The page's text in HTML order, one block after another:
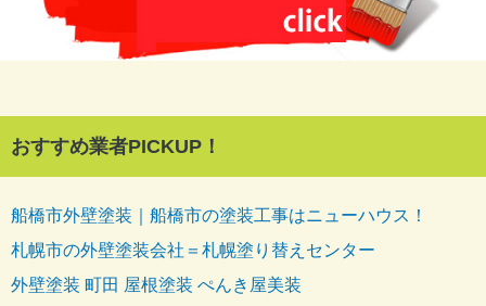
おすすめ業者PICKUP！
船橋市外壁塗装｜船橋市の塗装工事はニューハウス！
札幌市の外壁塗装会社＝札幌塗り替えセンター
外壁塗装 町田 屋根塗装 ぺんき屋美装